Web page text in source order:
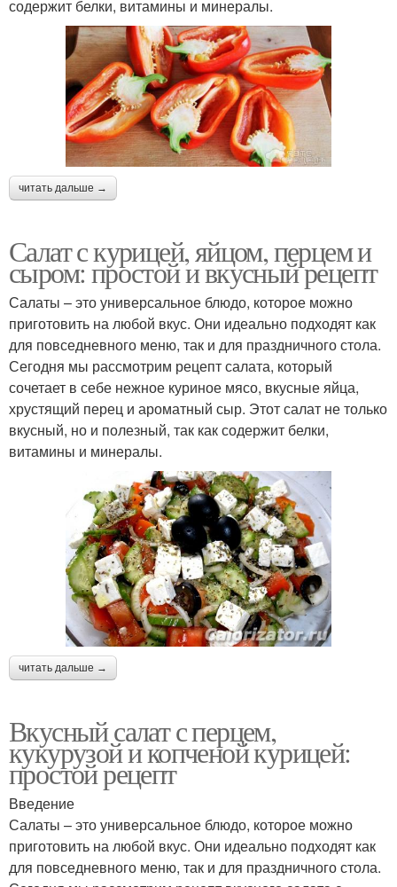
содержит белки, витамины и минералы.
читать дальше →
Салат с курицей, яйцом, перцем и
сыром: простой и вкусный рецепт
Салаты – это универсальное блюдо, которое можно
приготовить на любой вкус. Они идеально подходят как
для повседневного меню, так и для праздничного стола.
Сегодня мы рассмотрим рецепт салата, который
сочетает в себе нежное куриное мясо, вкусные яйца,
хрустящий перец и ароматный сыр. Этот салат не только
вкусный, но и полезный, так как содержит белки,
витамины и минералы.
читать дальше →
Вкусный салат с перцем,
кукурузой и копченой курицей:
простой рецепт
Введение
Салаты – это универсальное блюдо, которое можно
приготовить на любой вкус. Они идеально подходят как
для повседневного меню, так и для праздничного стола.